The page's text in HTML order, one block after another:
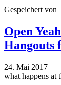
Gespeichert von
Open
Hangouts
24. Mai 2017
what happens at